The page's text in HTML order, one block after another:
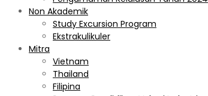
Non Akademik
Study Excursion Program
Ekstrakulikuler
Mitra
Vietnam
Thailand
Filipina